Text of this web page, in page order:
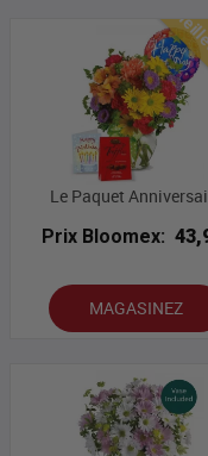
Le Paquet
Prix Bloomex:
MAGASINEZ